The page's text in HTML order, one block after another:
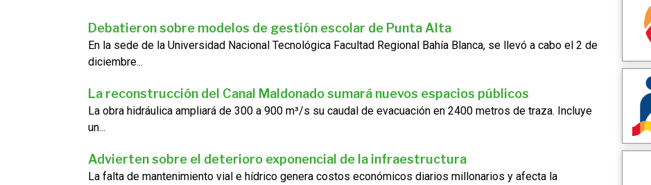
Debatieron sobre modelos de gestión escolar de Punta Alta
En la sede de la Universidad Nacional Tecnológica Facultad Regional Bahía Blanca, se llevó a cabo el 2 de
diciembre...
La reconstrucción del Canal Maldonado sumará nuevos espacios públicos
La obra hidráulica ampliará de 300 a 900 m³/s su caudal de evacuación en 2400 metros de traza. Incluye
un...
Advierten sobre el deterioro exponencial de la infraestructura
La falta de mantenimiento vial e hídrico genera costos económicos diarios millonarios y afecta la